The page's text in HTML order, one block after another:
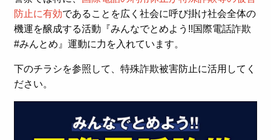
防止に有効であることを広く社会に呼び掛け社会全体の
機運を醸成する活動『みんなでとめよう !!国際電話詐欺
#みんとめ』運動に力を入れています。
下のチラシを参照して、特殊詐欺被害防止に活用してく
ださい。